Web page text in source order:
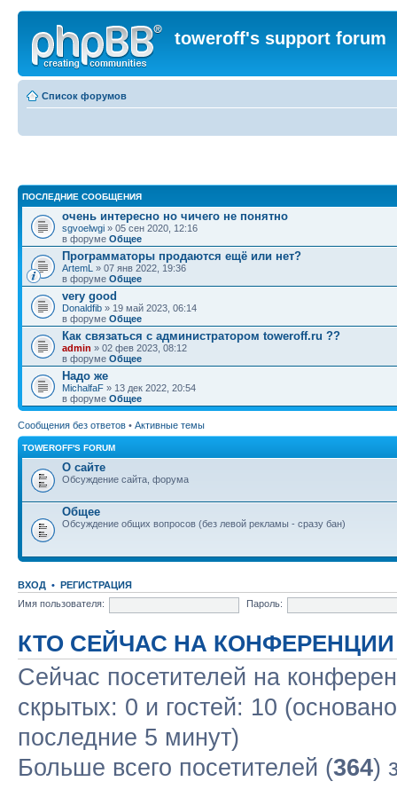
toweroff's support forum
Список форумов
ПОСЛЕДНИЕ СООБЩЕНИЯ
очень интересно но чичего не понятно
sgvoelwgi » 05 сен 2020, 12:16
в форуме Общее
Программаторы продаются ещё или нет?
ArtemL » 07 янв 2022, 19:36
в форуме Общее
very good
Donaldfib » 19 май 2023, 06:14
в форуме Общее
Как связаться с администратором toweroff.ru ??
admin » 02 фев 2023, 08:12
в форуме Общее
Надо же
MichalfaF » 13 дек 2022, 20:54
в форуме Общее
Сообщения без ответов • Активные темы
TOWEROFF'S FORUM
О сайте
Обсуждение сайта, форума
Общее
Обсуждение общих вопросов (без левой рекламы - сразу бан)
ВХОД • РЕГИСТРАЦИЯ
Имя пользователя:
Пароль:
КТО СЕЙЧАС НА КОНФЕРЕНЦИИ
Сейчас посетителей на
скрытых: 0 и гостей: 10
последние 5 минут)
Больше всего посетителей (364)